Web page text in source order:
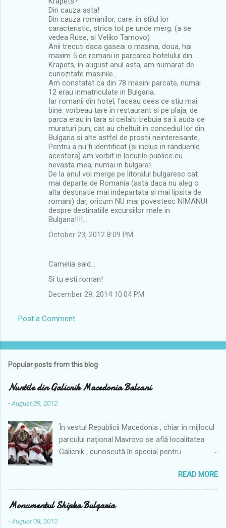
Din cauza asta!
Din cauza romanilor, care, in stilul lor
caracteristic, strica tot pe unde merg. (a se
vedea Ruse, si Veliko Tarnovo)
Anii trecuti daca gaseai o masina, doua, hai
maxim 5 de romani in parcarea hotelului din
Krapets, in august anul asta, am numarat de
curiozitate masinile...
Am constatat ca din 78 masini parcate, numai
12 erau inmatriculate in Bulgaria.
Iar romanii din hotel, faceau ceea ce stiu mai
bine: vorbeau tare in restaurant si pe plaja, de
parca erau in tara si ceilalti trebuia sa ii auda ce
muraturi pun, cat au cheltuit in concediul lor din
Bulgaria si alte astfel de prostii neinteresante.
Pentru a nu fi identificat (si inclus in randuerile
acestora) am vorbit in locurile publice cu
nevasta mea, numai in bulgara!
De la anul voi merge pe litoralul bulgaresc cat
mai departe de Romania (asta daca nu aleg o
alta destinatie mai indepartata si mai lipsita de
romani) dar, oricum NU mai povestesc NIMANUI
despre destinatiile excursiilor mele in
Bulgaria!!!!...
October 23, 2012 8:09 PM
Camelia said…
Si tu esti roman!
December 29, 2014 10:04 PM
Post a Comment
Popular posts from this blog
Nuntile din Galicnik Macedonia Balcani
-August 09, 2012
În vestul Republicii Macedonia , chiar în mijlocul
parcului național Mavrovo se află localitatea
Galicnik , cunoscută în special pentru
satul cu 700 de case de odinioară, dar în fiecare
an timpul este dat înapoi în satul Galicnik , unde
un ritual tradiţional de nuntă învie obiceiurile din
trecut. În ziua de Sf. Petru, mii de oameni
READ MORE
Monumentul Shipka Bulgaria
-August 08, 2012